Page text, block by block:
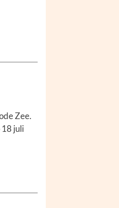
Zee.
juli